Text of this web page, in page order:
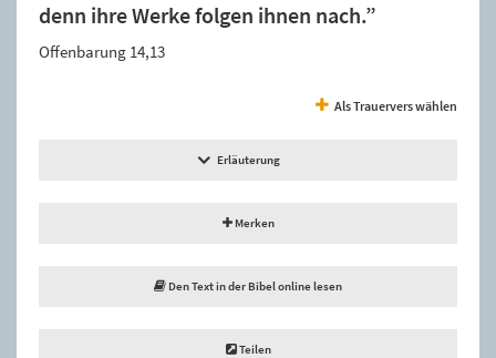
denn ihre Werke folgen ihnen nach.”
Offenbarung 14,13
Als Trauervers wählen
Erläuterung
Merken
Den Text in der Bibel online lesen
Teilen